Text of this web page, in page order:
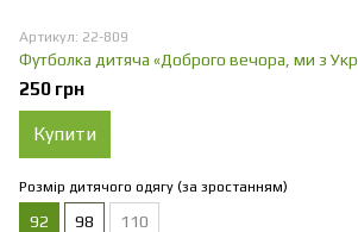
Артикул: 22-809
Футболка дитяча «Доброго вечора, ми з
250 грн
Купити
Розмір дитячого одягу (за зростанням)
92 98 110